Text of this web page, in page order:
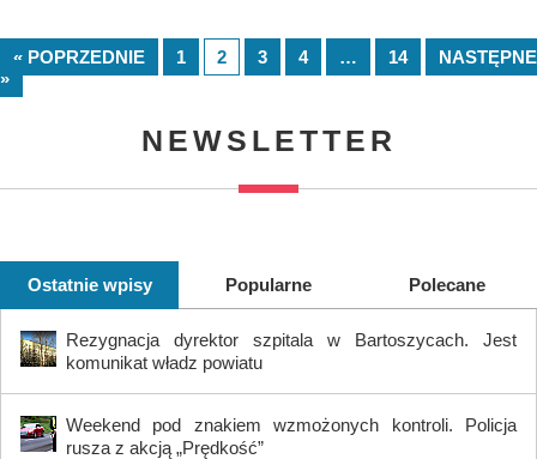
« POPRZEDNIE 1 2 3 4 … 14
NASTĘPNE
»
NEWSLETTER
Ostatnie wpisy Popularne Polecane
Rezygnacja dyrektor szpitala w Bartoszycach. Jest
komunikat władz powiatu
Weekend pod znakiem wzmożonych kontroli. Policja
rusza z akcją „Prędkość”